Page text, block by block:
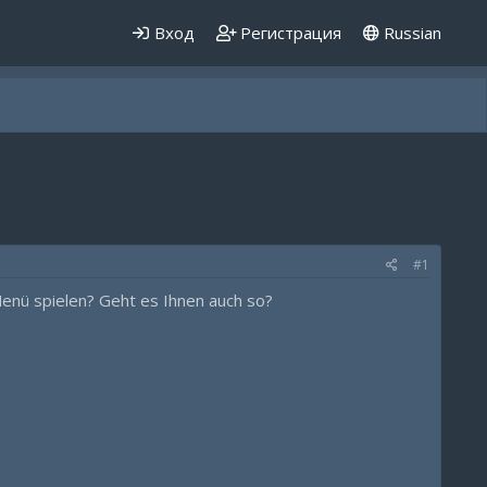
Вход Регистрация Russian
#1
spielen? Geht es Ihnen auch so?